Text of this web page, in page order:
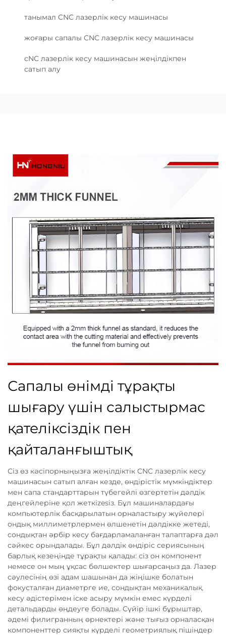
танымал CNC лазерлік кесу машинасы
жоғары сапалы CNC лазерлік кесу машинасы
cNC лазерлік кесу машинасын жеңілдікпен
сатып алу
Сапалы өнімді тұрақты
шығару үшін салыстырмас
қателіксіздік пен
қайталанғыштық
Сіз өз кәсіпорныңызға жеңілдіктік CNC лазерлік кесу
машинасын сатып алған кезде, өндірістік мүмкіндіктер
мен сапа стандарттарын түбегейлі өзгертетін дәлдік
деңгейлеріне қол жеткіzesіз. Бұл машиналардағы
компьютерлік басқарылатын орналастыру жүйелері
ондық миллиметрлермен өлшенетін дәлдікке жетеді,
сондықтан әрбір кесу бағдарламаланған талаптарға дәл
сәйкес орындалады. Бұл дәлдік өндіріс сериясының
барлық кезеңінде тұрақты қалады: сіз он компонент
немесе он мың ұқсас бөлшектер шығарсаңыз да. Лазер
сәулесінің өзі адам шашынан да жіңішке болатын
фокусталған диаметрге ие, сондықтан механикалық
кесу әдістерімен іске асыру мүмкін емес күрделі
детальдарды өңдеуге болады. Сүйір ішкі бұрыштар,
әдемі филигранның өрнектері және тығыз орналасқан
компоненттер сияқты күрделі геометриялық пішіндер